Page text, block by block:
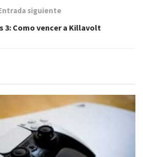
siguiente
3: Como vencer a Killavolt